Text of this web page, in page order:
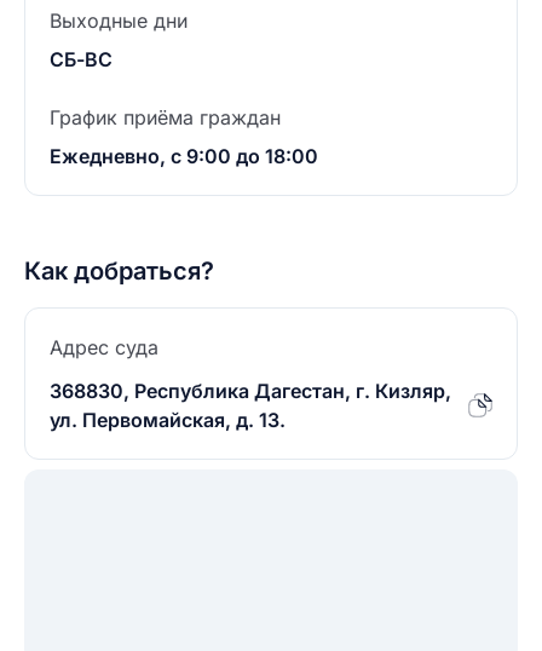
Выходные дни
СБ-ВС
График приёма граждан
Ежедневно, с 9:00 до 18:00
Как добраться?
Адрес суда
368830, Республика Дагестан, г. Кизляр,
ул. Первомайская, д. 13.